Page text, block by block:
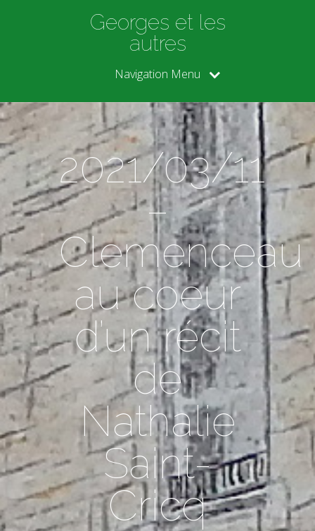
Georges et les
autres
Navigation Menu
2021/03/11
–
Clemenceau
au coeur
d’un récit
de
Nathalie
Saint-
Cricq